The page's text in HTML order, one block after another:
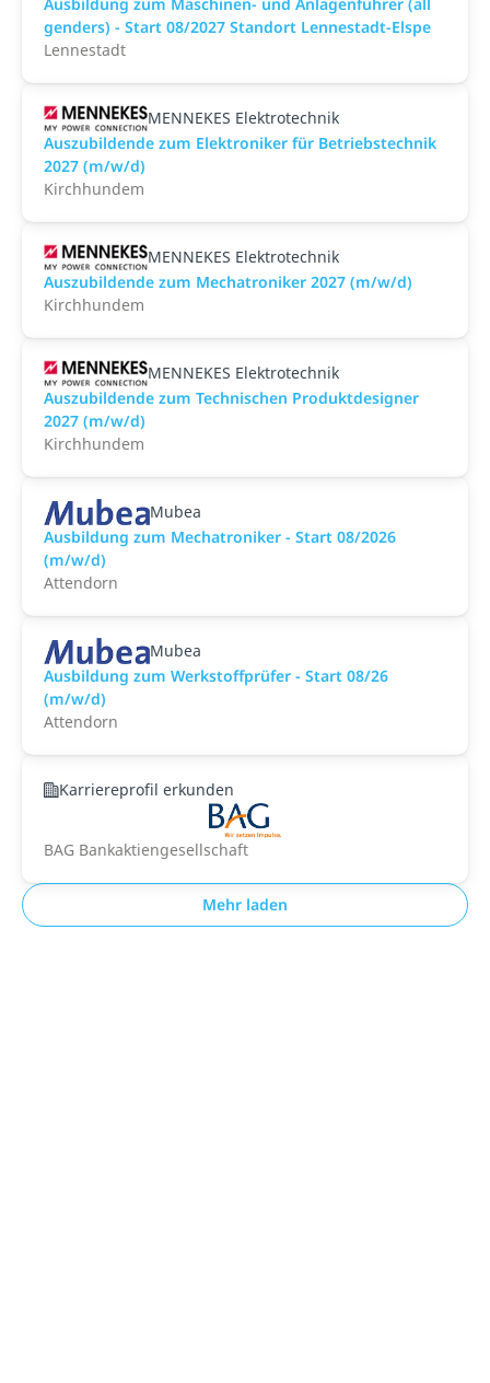
genders) - Start 08/2027 Standort Lennestadt-Elspe
Lennestadt
MENNEKES Elektrotechnik
Auszubildende zum Elektroniker für Betriebstechnik
2027 (m/w/d)
Kirchhundem
MENNEKES Elektrotechnik
Auszubildende zum Mechatroniker 2027 (m/w/d)
Kirchhundem
MENNEKES Elektrotechnik
Auszubildende zum Technischen Produktdesigner
2027 (m/w/d)
Kirchhundem
Mubea
Ausbildung zum Mechatroniker - Start 08/2026
(m/w/d)
Attendorn
Mubea
Ausbildung zum Werkstoffprüfer - Start 08/26
(m/w/d)
Attendorn
Karriereprofil erkunden
BAG Bankaktiengesellschaft
Mehr laden